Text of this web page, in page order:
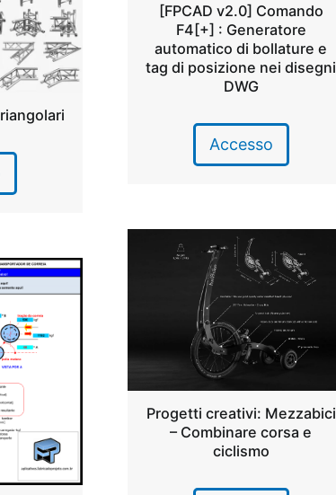
[FPCAD v2.0] Comando
F4[+] : Generatore
automatico di bollature e
tag di posizione nei disegni
DWG
Accesso
Progetti creativi: Mezzabici
– Combinare corsa e
ciclismo